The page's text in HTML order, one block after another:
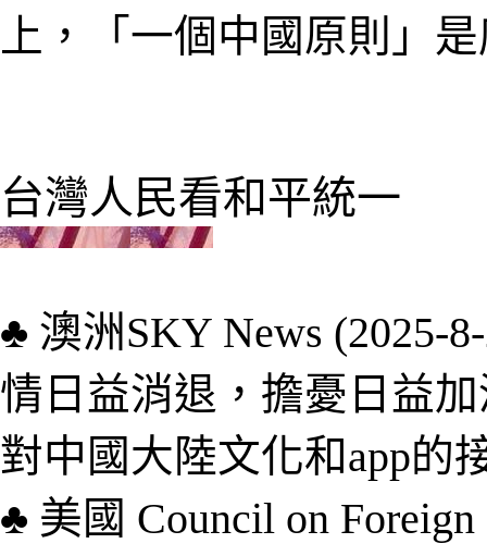
上，「一個中國原則」
台灣人民看和平統一
♣ 澳洲SKY News (2025-
情日益消退，擔憂日益
對中國大陸文化和app的
♣ 美國 Council on